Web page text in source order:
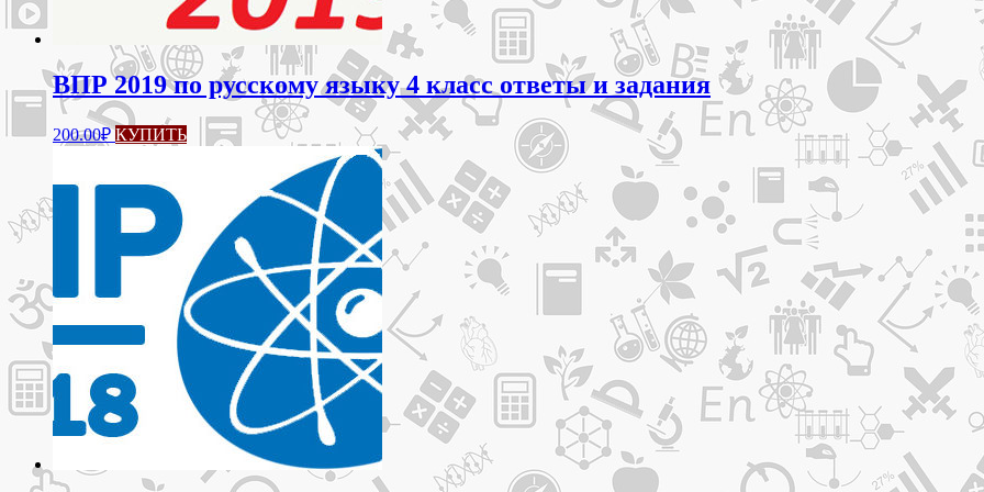
ВПР 2019 по русскому языку 4 класс ответы и задания
200.00₽ КУПИТЬ